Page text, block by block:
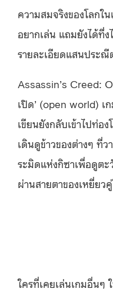
ความสมจริงของโลกใ
อยากเล่น แถมยังได้ทึ่
รายละเอียดแสนประณี
Assassin’s Creed:
เปิด’ (open world) เ
เขียนยังกลับเข้าไปท่อ
เดินดูข้าวของต่างๆ ที่
ระมิดแห่งกิซาเพื่อดูต
ผ่านสายตาของเหยี่ยว
ใครที่เคยเล่นเกมอื่นๆ